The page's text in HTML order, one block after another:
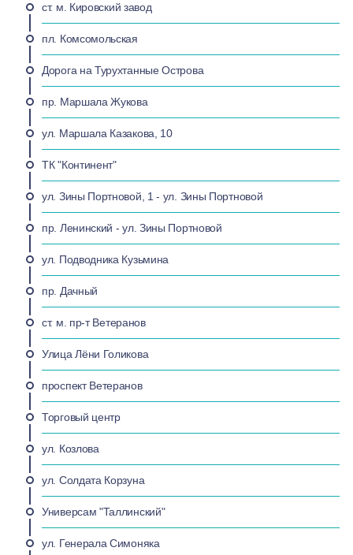
ст. м. Кировский завод
пл. Комсомольская
Дорога на Турухтанные Острова
пр. Маршала Жукова
ул. Маршала Казакова, 10
ТК "Континент"
ул. Зины Портновой, 1 - ул. Зины Портновой
пр. Ленинский - ул. Зины Портновой
ул. Подводника Кузьмина
пр. Дачный
ст. м. пр-т Ветеранов
Улица Лёни Голикова
проспект Ветеранов
Торговый центр
ул. Козлова
ул. Солдата Корзуна
Универсам "Таллинский"
ул. Генерала Симоняка